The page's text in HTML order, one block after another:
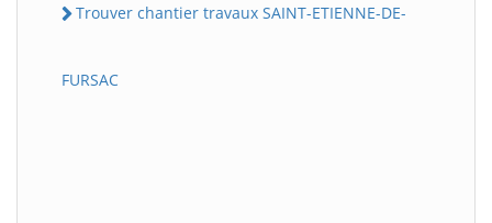
Trouver chantier travaux SAINT-ETIENNE-DE-
FURSAC